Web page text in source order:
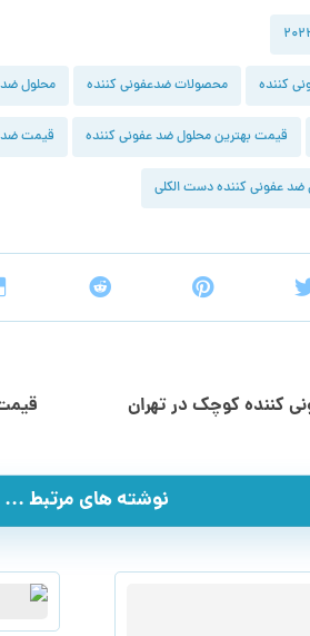
کننده محصولات ضدعفونی کننده محلول
قیمت بهترین محلول ضد عفونی کننده قیمت ضد
ضد عفونی کننده دست الکلی
کننده کوچک در تهران
نوشته های مرتبط ...